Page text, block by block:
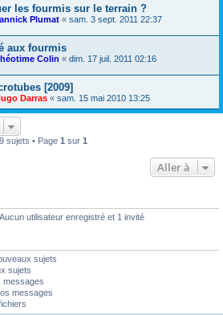
les fourmis sur le terrain ?
Plumat « sam. 3 sept. 2011 22:37
aux fourmis
Colin « dim. 17 juil. 2011 02:16
[2009]
Darras « sam. 15 mai 2010 13:25
9 sujets • Page 1 sur 1
Aller à
utilisateur enregistré et 1 invité
sujets
sujets
messages
messages